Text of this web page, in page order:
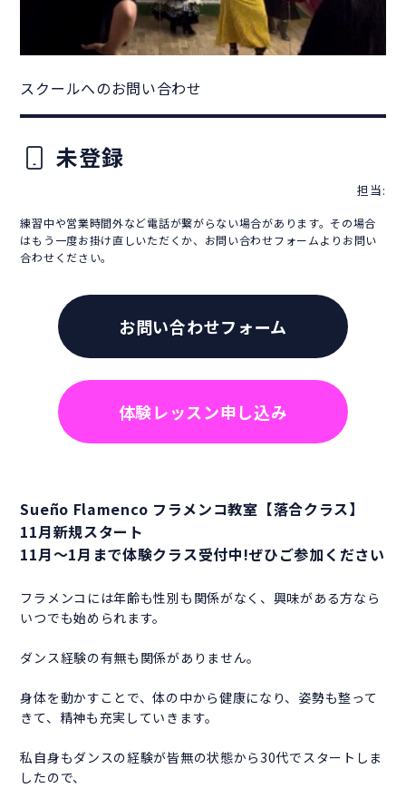
スクールへのお問い合わせ
未登録
担当:
練習中や営業時間外など電話が繋がらない場合があります。その場合
はもう一度お掛け直しいただくか、お問い合わせフォームよりお問い
合わせください。
お問い合わせフォーム
体験レッスン申し込み
Sueño Flamenco フラメンコ教室【落合クラス】
11月新規スタート
11月～1月まで体験クラス受付中!ぜひご参加ください
フラメンコには年齢も性別も関係がなく、興味がある方なら
いつでも始められます。
ダンス経験の有無も関係がありません。
身体を動かすことで、体の中から健康になり、姿勢も整って
きて、精神も充実していきます。
私自身もダンスの経験が皆無の状態から30代でスタートしま
したので、